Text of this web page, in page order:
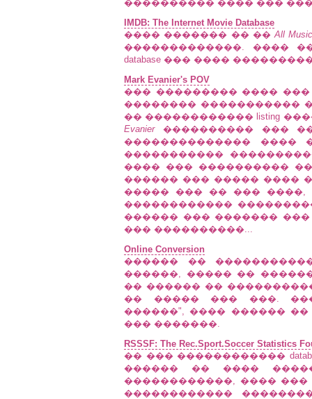
���������� ���� ���
IMDB: The Internet Movie Database
���� ������� �� ��All
�������������. ����
database ��� ����
Mark Evanier's POV
��� ��������� ���� ���
�������� �����������
�� ������������ listing
Evanier���������� ��� ��
�������������� ����
�����������
���� ��� ����������
������ ��� ����� ����
����� ��� �� ���
������������
������ ��� �������
��� ����������...
Online Conversion
������ ��
������, ����� ��
�� ������ ��
�� ����� ��� ���.
������", ���� ������
��� �������.
RSSSF: The Rec.Sport.Soccer Statistics
�� ��� ������������
������ �� ����
������������, ����
������������